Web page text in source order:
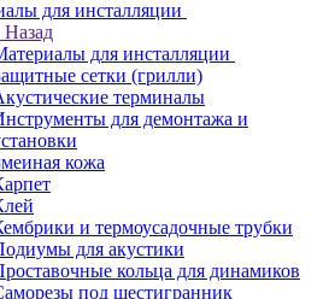
для инсталляции
Назад
для инсталляции
сетки (грилли)
терминалы
для демонтажа и
кожа
и термоусадочные трубки
для акустики
кольца для динамиков
под шестигранник